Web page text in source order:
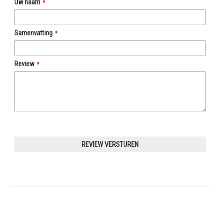
Uw naam
Samenvatting
Review
REVIEW VERSTUREN